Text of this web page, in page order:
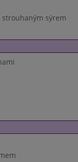
sýrem